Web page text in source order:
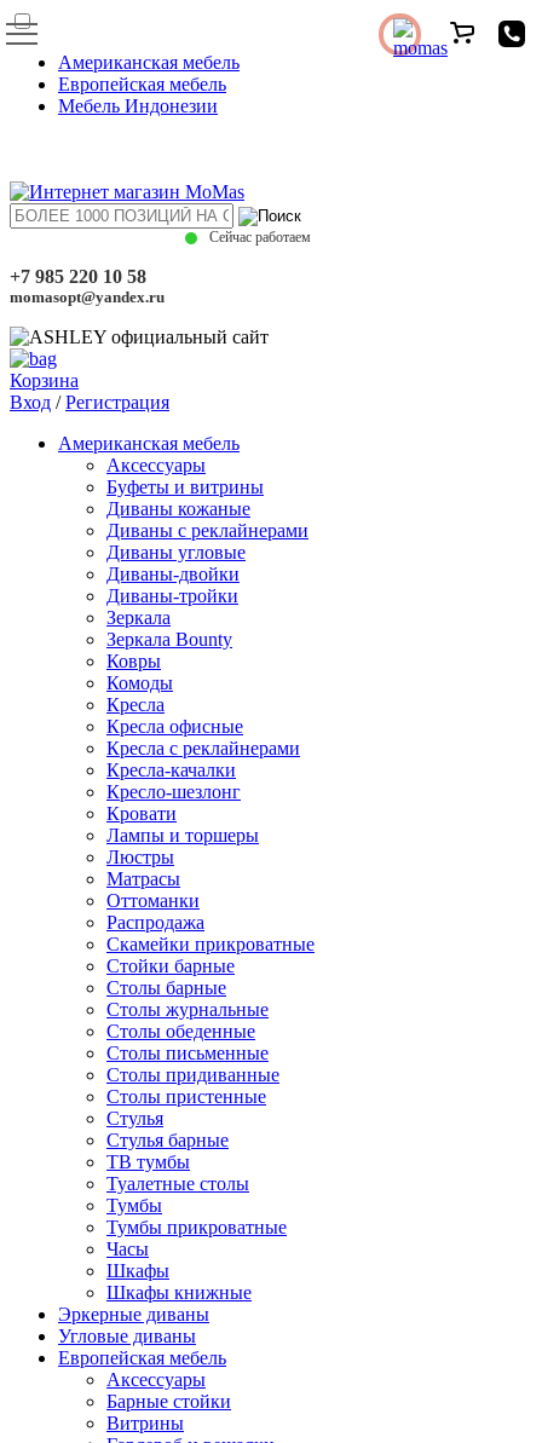
Американская мебель
Европейская мебель
Мебель Индонезии
Сейчас работаем
+7 985 220 10 58
momasopt@yandex.ru
Корзина
Вход /Регистрация
Американская мебель
Аксессуары
Буфеты и витрины
Диваны кожаные
Диваны с реклайнерами
Диваны угловые
Диваны-двойки
Диваны-тройки
Зеркала
Зеркала Bounty
Ковры
Комоды
Кресла
Кресла офисные
Кресла с реклайнерами
Кресла-качалки
Кресло-шезлонг
Кровати
Лампы и торшеры
Люстры
Матрасы
Оттоманки
Распродажа
Скамейки прикроватные
Стойки барные
Столы барные
Столы журнальные
Столы обеденные
Столы письменные
Столы придиванные
Столы пристенные
Стулья
Стулья барные
ТВ тумбы
Туалетные столы
Тумбы
Тумбы прикроватные
Часы
Шкафы
Шкафы книжные
Эркерные диваны
Угловые диваны
Европейская мебель
Аксессуары
Барные стойки
Витрины